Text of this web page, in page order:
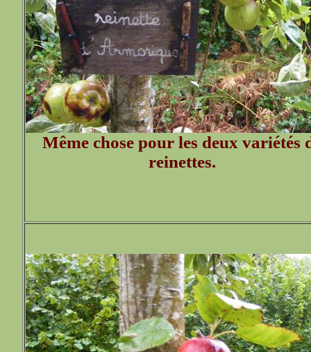
Même chose pour les deux variétés
reinettes.